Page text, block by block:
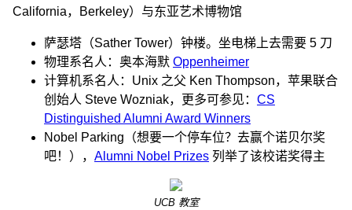
California，Berkeley）与东亚艺术博物馆
萨瑟塔（Sather Tower）钟楼。坐电梯上去需要 5 刀
物理系名人：奥本海默 Oppenheimer
计算机系名人：Unix 之父 Ken Thompson，苹果联合
创始人 Steve Wozniak，更多可参见： CS
Distinguished Alumni Award Winners
Nobel Parking（想要一个停车位？去赢个诺贝尔奖
吧！）， Alumni Nobel Prizes 列举了该校诺奖得主
UCB 教室